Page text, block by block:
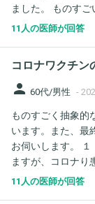
ました。 ものす
事なく、親の私が
ました。歯磨きの
した。 便は出て
思います。 ゾフルーザの副作用として、出血が見られる事あると
説明を受け、出血
言われましたが、
ります。 ご教示いただける
記載いたします。
11人の医師が回答
コロナワクチン
person 60代/男性 -
ものすごく抽象的
います。また、最
お伺いします。
ますが、コロナり
方60代、父母が80
11人の医師が回答